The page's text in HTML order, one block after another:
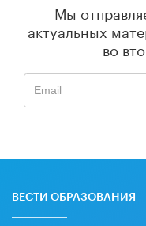
Мы
актуальных
во
ВЕСТИ ОБРАЗОВАНИЯ